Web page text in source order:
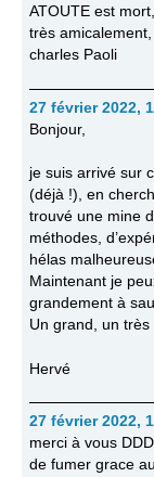
ATOUTE est
très amicalement,
charles Paoli
27 février 2022,
Bonjour,
je suis arrivé sur
(déjà !), en
trouvé une mine
méthodes,
hélas
Maintenant je
grandement à
Un grand, un
Hervé
27 février 2022,
merci à vous
de fumer grace